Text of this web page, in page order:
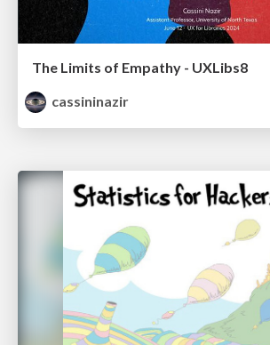
The Limits of Empathy - UXLibs8
cassininazir